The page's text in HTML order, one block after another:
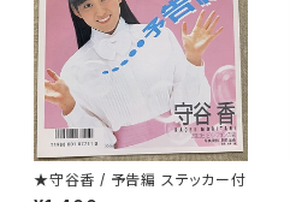
★守谷香 / 予告編 ステッカー付